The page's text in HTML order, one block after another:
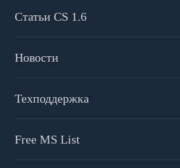
Статьи CS 1.6
Новости
Техподдержка
Free MS List